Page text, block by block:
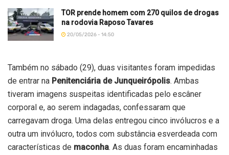
TOR prende homem com 270 quilos de drogas
na rodovia Raposo Tavares
20/05/2026 - 14:50
Também no sábado (29), duas visitantes foram impedidas
de entrar na Penitenciária de Junqueirópolis. Ambas
tiveram imagens suspeitas identificadas pelo escâner
corporal e, ao serem indagadas, confessaram que
carregavam droga. Uma delas entregou cinco invólucros e a
outra um invólucro, todos com substância esverdeada com
características de maconha. As duas foram encaminhadas